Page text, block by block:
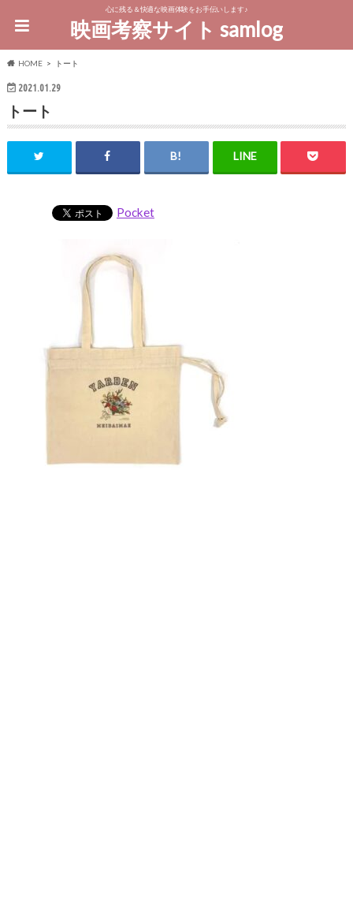
心に残る＆快適な映画体験をお手伝いします♪
映画考察サイト samlog
HOME トート
2021.01.29
トート
Pocket